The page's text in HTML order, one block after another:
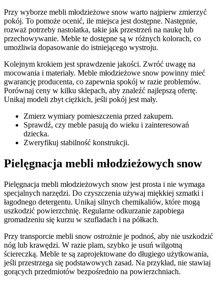
Przy wyborze mebli młodzieżowe snow warto najpierw zmierzyć
pokój. To pomoże ocenić, ile miejsca jest dostępne. Następnie,
rozważ potrzeby nastolatka, takie jak przestrzeń na naukę lub
przechowywanie. Meble te dostępne są w różnych kolorach, co
umożliwia dopasowanie do istniejącego wystroju.
Kolejnym krokiem jest sprawdzenie jakości. Zwróć uwagę na
mocowania i materiały. Meble młodzieżowe snow powinny mieć
gwarancję producenta, co zapewnia spokój w razie problemów.
Porównaj ceny w kilku sklepach, aby znaleźć najlepszą ofertę.
Unikaj modeli zbyt ciężkich, jeśli pokój jest mały.
Zmierz wymiary pomieszczenia przed zakupem.
Sprawdź, czy meble pasują do wieku i zainteresowań
dziecka.
Zweryfikuj stabilność konstrukcji.
Pielęgnacja mebli młodzieżowych snow
Pielęgnacja mebli młodzieżowych snow jest prosta i nie wymaga
specjalnych narzędzi. Do czyszczenia używaj miękkiej szmatki i
łagodnego detergentu. Unikaj silnych chemikaliów, które mogą
uszkodzić powierzchnię. Regularne odkurzanie zapobiega
gromadzeniu się kurzu w szufladach i na półkach.
Przy transporcie mebli snow ostrożnie je podnoś, aby nie uszkodzić
nóg lub krawędzi. W razie plam, szybko je usuń wilgotną
ściereczką. Meble te są zaprojektowane do długiego użytkowania,
jeśli przestrzega się podstawowych zasad. Na przykład, nie stawiaj
gorących przedmiotów bezpośrednio na powierzchniach.